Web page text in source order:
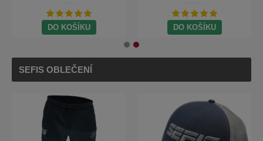
DO KOŠÍKU DO KOŠÍKU
SEFIS OBLEČENÍ